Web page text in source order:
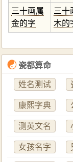
三十画属
金的字
三十
木的
☯瓷都算命
姓名测试
康熙字典
测英文名
女孩名字